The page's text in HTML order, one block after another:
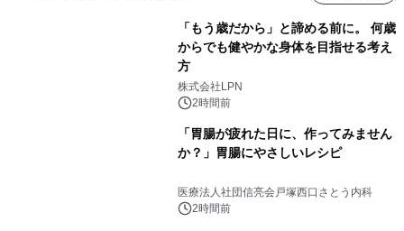
「もう歳だから」と諦める前に。 何歳
からでも健やかな身体を目指せる考え
方
株式会社LPN
2時間前
「胃腸が疲れた日に、作ってみません
か？」胃腸にやさしいレシピ
医療法人社団信亮会戸塚西口さとう内科
2時間前